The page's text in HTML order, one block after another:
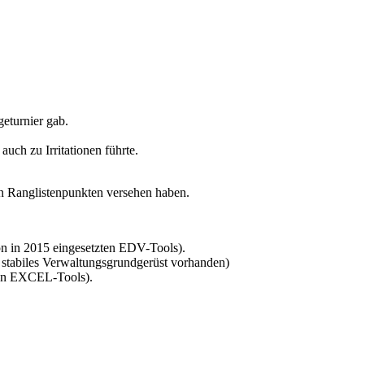
gab.
zu Irritationen führte.
versehen haben.
in 2015 eingesetzten EDV-Tools).
Verwaltungsgrundgerüst vorhanden)
EXCEL-Tools).